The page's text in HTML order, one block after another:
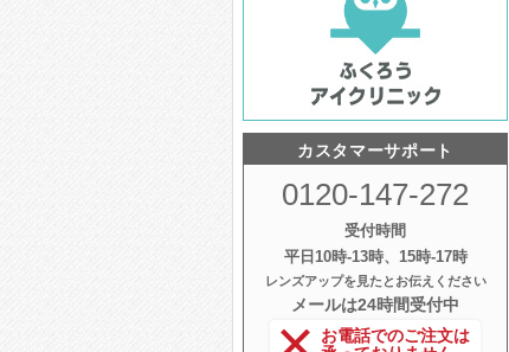
カスタマーサポート
0120-147-272
受付時間
平日10時‐13時、15時‐17時
レンズアップを見たとお伝えください
メールは24時間受付中
お電話でのご注文は